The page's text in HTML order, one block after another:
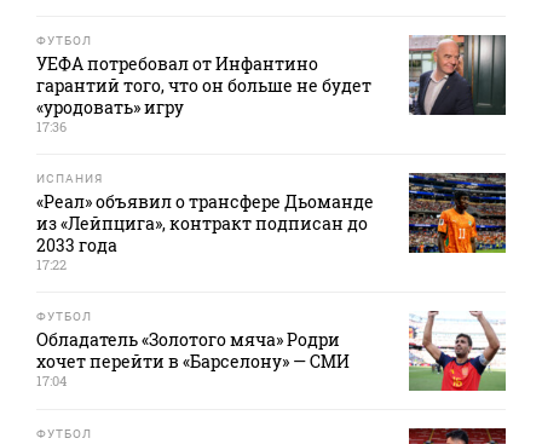
ФУТБОЛ
УЕФА потребовал от Инфантино
гарантий того, что он больше не будет
«уродовать» игру
17:36
ИСПАНИЯ
«Реал» объявил о трансфере Дьоманде
из «Лейпцига», контракт подписан до
2033 года
17:22
ФУТБОЛ
Обладатель «Золотого мяча» Родри
хочет перейти в «Барселону» — СМИ
17:04
ФУТБОЛ